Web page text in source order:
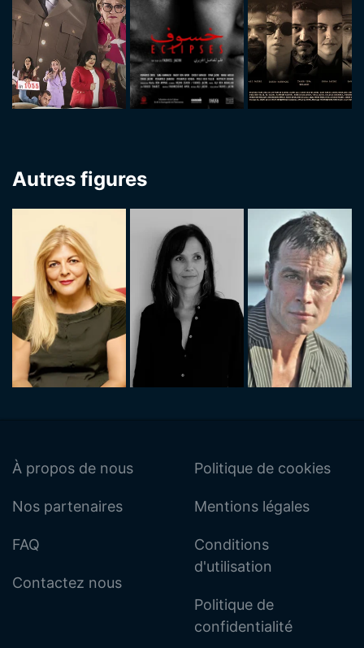
Autres figures
À propos de nous
Nos partenaires
FAQ
Contactez nous
Politique de cookies
Mentions légales
Conditions
d'utilisation
Politique de
confidentialité